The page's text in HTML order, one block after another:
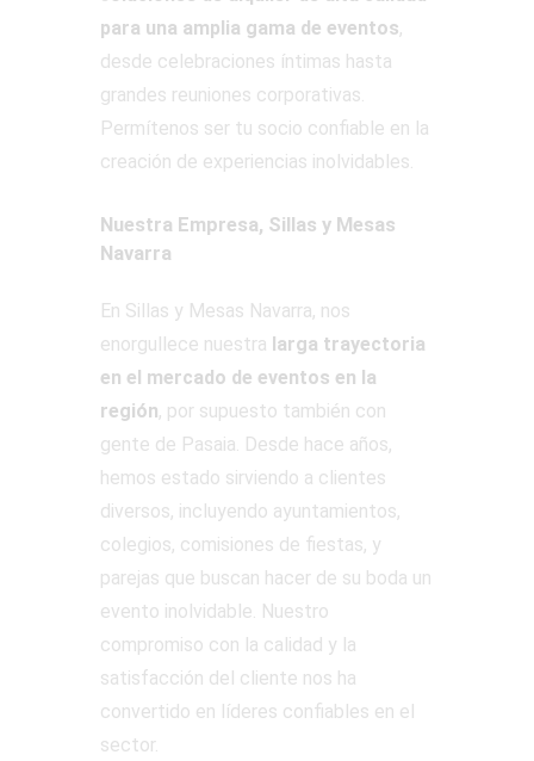
para una amplia gama de eventos,
desde celebraciones íntimas hasta
grandes reuniones corporativas.
Permítenos ser tu socio confiable en la
creación de experiencias inolvidables.
Nuestra Empresa, Sillas y Mesas
Navarra
En Sillas y Mesas Navarra, nos
enorgullece nuestra larga trayectoria
en el mercado de eventos en la
región, por supuesto también con
gente de Pasaia. Desde hace años,
hemos estado sirviendo a clientes
diversos, incluyendo ayuntamientos,
colegios, comisiones de fiestas, y
parejas que buscan hacer de su boda un
evento inolvidable. Nuestro
compromiso con la calidad y la
satisfacción del cliente nos ha
convertido en líderes confiables en el
sector.